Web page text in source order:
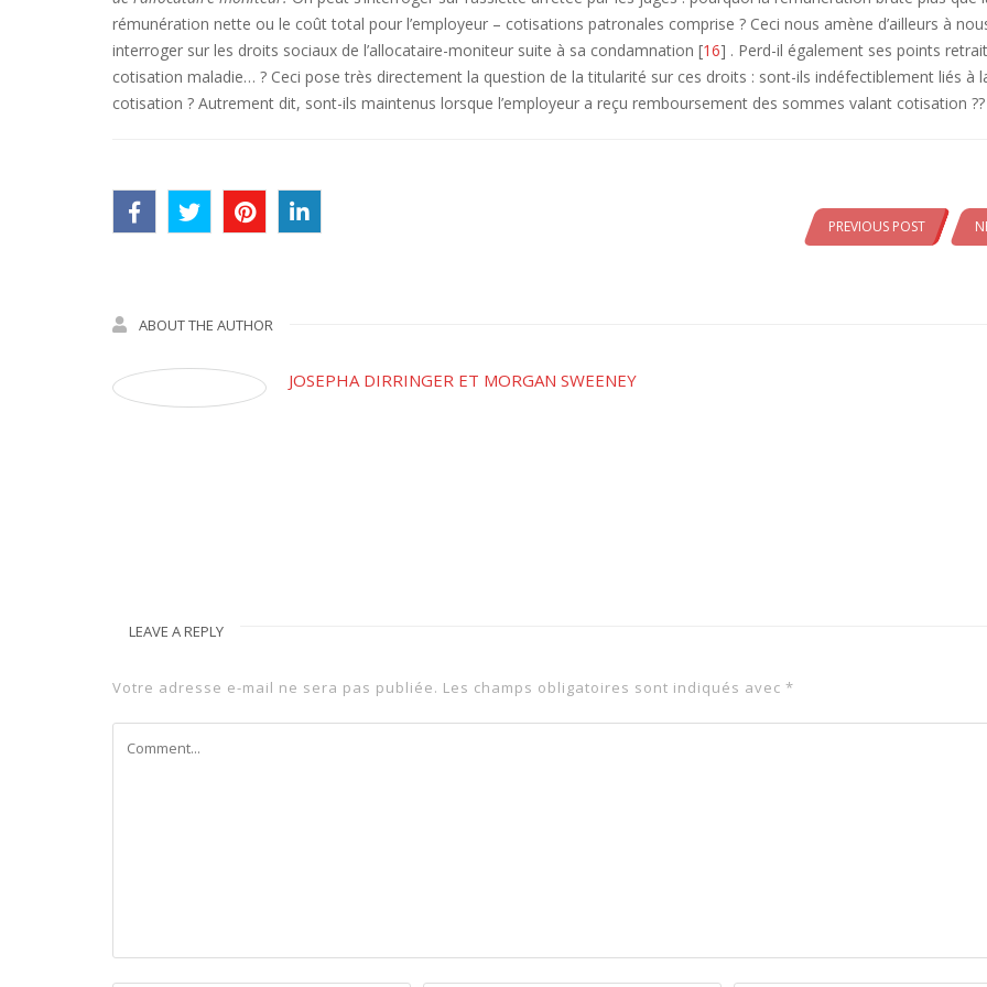
rémunération nette ou le coût total pour l’employeur – cotisations patronales comprise ? Ceci nous amène d’ailleurs à
interroger sur les droits sociaux de l’allocataire-moniteur suite à sa condamnation [16] . Perd-il également ses points
cotisation maladie… ? Ceci pose très directement la question de la titularité sur ces droits : sont-ils indéfectiblement liés à
cotisation ? Autrement dit, sont-ils maintenus lorsque l’employeur a reçu remboursement des sommes valant cotisation ??
PREVIOUS POST
ABOUT THE AUTHOR
JOSEPHA DIRRINGER ET MORGAN SWEENEY
LEAVE A REPLY
Votre adresse e-mail ne sera pas publiée. Les champs obligatoires sont indiqués avec *